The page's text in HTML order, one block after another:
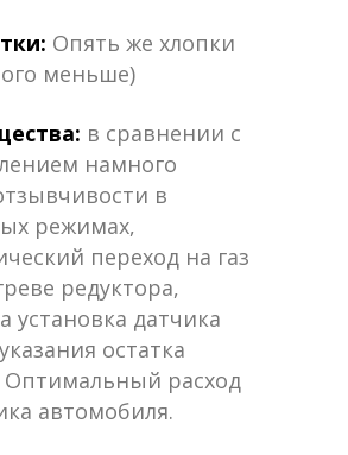
Опять же хлопки
меньше)
в сравнении с
намного
в
режимах,
переход на газ
редуктора,
установка датчика
остатка
Оптимальный расход
автомобиля.